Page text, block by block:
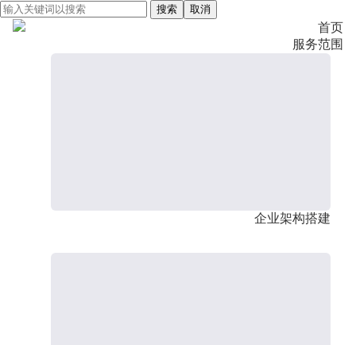
搜索 取消
首页
服务范围
企业架构搭建